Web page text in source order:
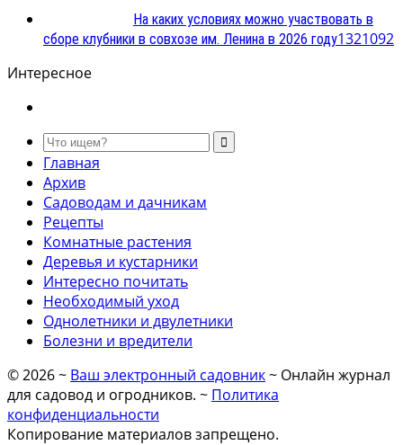
На каких условиях можно участвовать в
сборе клубники в совхозе им. Ленина в 2026 году1321092
Интересное
Главная
Архив
Садоводам и дачникам
Рецепты
Комнатные растения
Деревья и кустарники
Интересно почитать
Необходимый уход
Однолетники и двулетники
Болезни и вредители
©2026~ Ваш электронный садовник~ Онлайн журнал
для садовод и огродников. ~ Политика
конфиденциальности
Копирование материалов запрещено.